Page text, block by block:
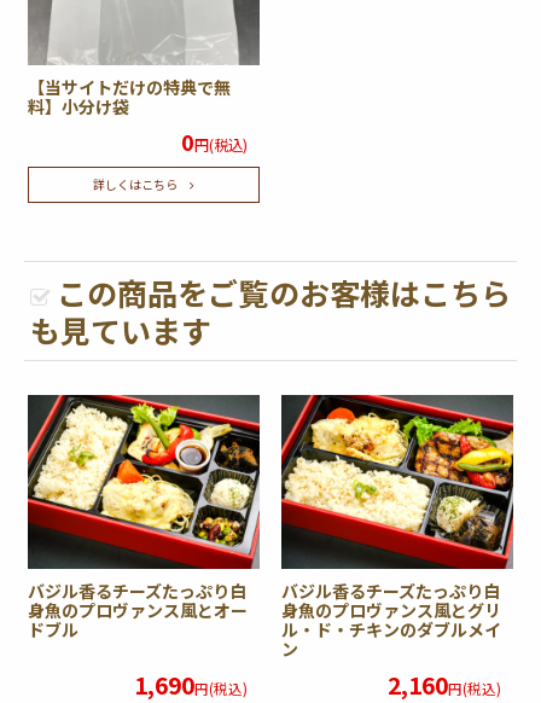
【当サイトだけの特典で無
料】小分け袋
0円(税込)
詳しくはこちら
この商品をご覧のお客様はこちら
も見ています
バジル香るチーズたっぷり白
身魚のプロヴァンス風とオー
ドブル
1,690円(税込)
バジル香るチーズたっぷり白
身魚のプロヴァンス風とグリ
ル・ド・チキンのダブルメイ
ン
2,160円(税込)